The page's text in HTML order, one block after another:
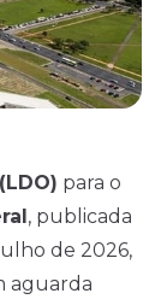
para o
, publicada
de 2026,
aguarda